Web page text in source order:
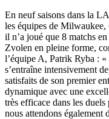
En neuf saisons dans la
les équipes de
il n’a joué que 8 matchs
Zvolen en pleine forme,
l’équipe A, Patrik Ryba : «
s’entraîne intensivement
satisfaits de son premier
dynamique avec une
très efficace dans les
nous attendons également